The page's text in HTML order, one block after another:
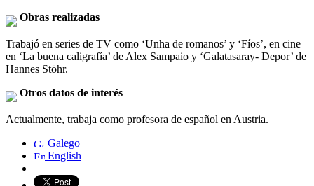
Obras realizadas
Trabajó en series de TV como ‘Unha de romanos’ y ‘Fíos’, en cine
en ‘La buena caligrafía’ de Alex Sampaio y ‘Galatasaray- Depor’ de
Hannes Stöhr.
Otros datos de interés
Actualmente, trabaja como profesora de español en Austria.
Galego
English